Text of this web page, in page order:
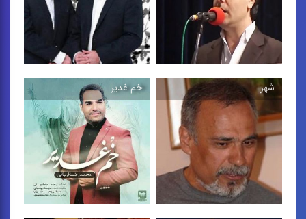
مناجات مثنوی
آواز عرفانی با مضمون ماه
مبارك رمضان
جوونی
تصنیف در فضای موسیقی
دستگاهی
شهر خم غدیر